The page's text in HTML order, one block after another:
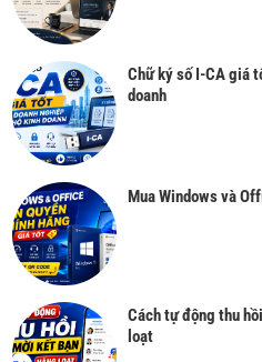
Chữ ký số I-CA giá
doanh
Mua Windows và
Cách tự động thu
loạt